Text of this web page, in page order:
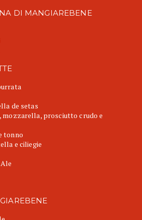
DI MANGIAREBENE
de setas
mozzarella, prosciutto crudo e
tonno
e ciliegie